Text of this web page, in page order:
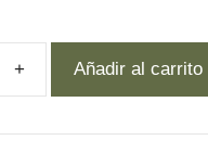
Vitalhealth,
Control
Añadir al carrito